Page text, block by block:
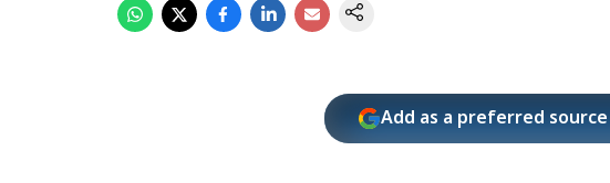
Add as a preferred source